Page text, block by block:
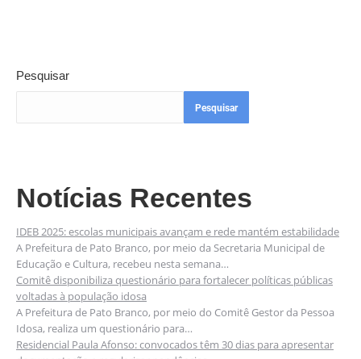
Pesquisar
Pesquisar
Notícias Recentes
IDEB 2025: escolas municipais avançam e rede mantém estabilidade
A Prefeitura de Pato Branco, por meio da Secretaria Municipal de
Educação e Cultura, recebeu nesta semana…
Comitê disponibiliza questionário para fortalecer políticas públicas
voltadas à população idosa
A Prefeitura de Pato Branco, por meio do Comitê Gestor da Pessoa
Idosa, realiza um questionário para…
Residencial Paula Afonso: convocados têm 30 dias para apresentar